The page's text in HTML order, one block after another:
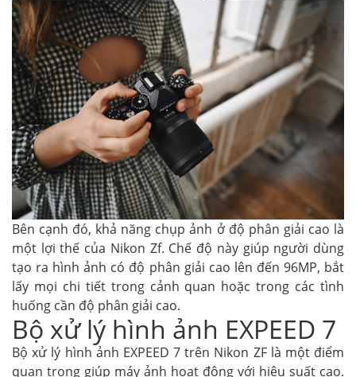
Bên cạnh đó, khả năng chụp ảnh ở độ phân giải cao là
một lợi thế của Nikon Zf. Chế độ này giúp người dùng
tạo ra hình ảnh có độ phân giải cao lên đến 96MP, bắt
lấy mọi chi tiết trong cảnh quan hoặc trong các tình
huống cần độ phân giải cao.
Bộ xử lý hình ảnh EXPEED 7
Bộ xử lý hình ảnh EXPEED 7 trên Nikon ZF là một điểm
quan trọng giúp máy ảnh hoạt động với hiệu suất cao.